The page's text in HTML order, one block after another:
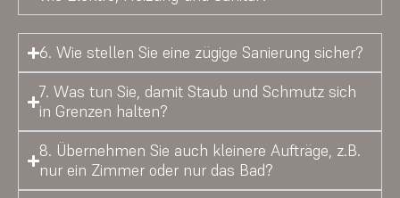
6. Wie stellen Sie eine zügige Sanierung sicher?
7. Was tun Sie, damit Staub und Schmutz sich
in Grenzen halten?
8. Übernehmen Sie auch kleinere Aufträge, z.B.
nur ein Zimmer oder nur das Bad?